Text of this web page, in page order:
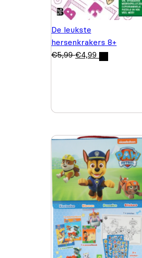
De leukste
hersenkrakers 8+
€5,99 €4,99